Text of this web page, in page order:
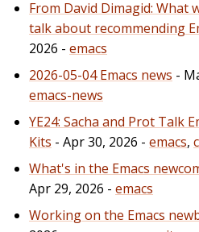
From David Dimagid: What
talk about recommending
2026 - emacs
2026-05-04 Emacs news -
emacs-news
YE24: Sacha and Prot Talk
Kits - Apr 30, 2026 - emacs,
What's in the Emacs
Apr 29, 2026 - emacs
Working on the Emacs